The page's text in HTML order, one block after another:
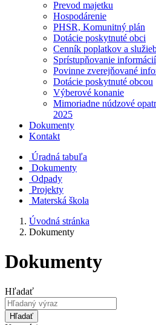
Prevod majetku
Hospodárenie
PHSR, Komunitný plán
Dotácie poskytnuté obci
Cenník poplatkov a
Sprístupňovanie informácií
Povinne zverejňované
Dotácie poskytnuté obcou
Výberové konanie
Mimoriadne núdzové
2025
Dokumenty
Kontakt
Úradná tabuľa
Dokumenty
Odpady
Projekty
Materská škola
Úvodná stránka
Dokumenty
Dokumenty
Hľadať
Hľadať